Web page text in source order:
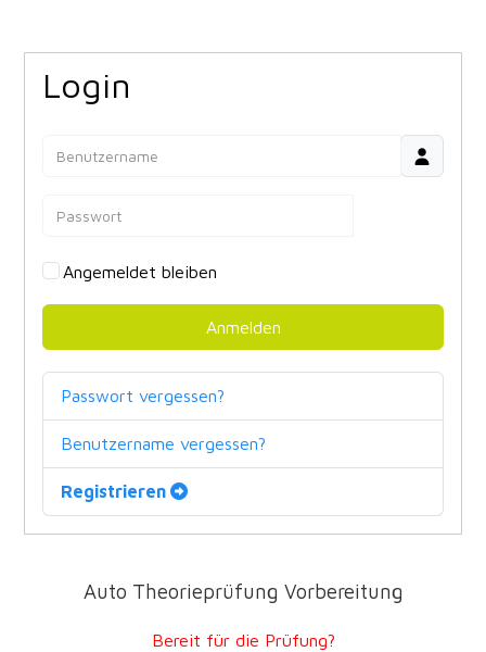
Login
Benutzername
Passwort
Angemeldet bleiben
Anmelden
Passwort vergessen?
Benutzername vergessen?
Registrieren
Auto Theorieprüfung Vorbereitung
Bereit für die Prüfung?